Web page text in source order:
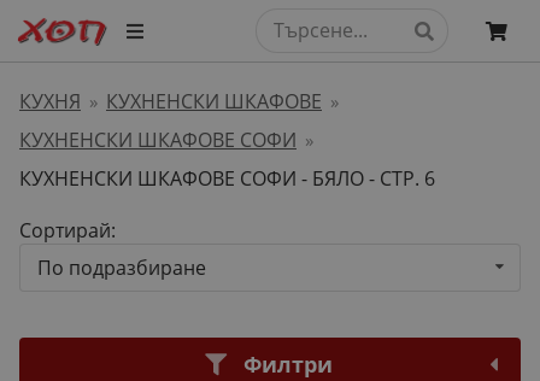
КУХНЯ » КУХНЕНСКИ ШКАФОВЕ »
КУХНЕНСКИ ШКАФОВЕ СОФИ »
КУХНЕНСКИ ШКАФОВЕ СОФИ - БЯЛО- СТР. 6
Сортирай:
По подразбиране
Филтри